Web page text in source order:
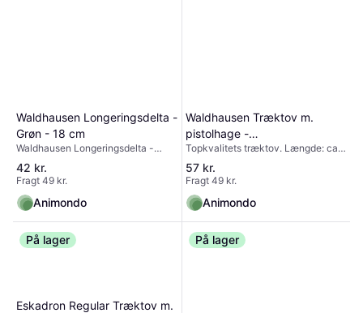
Waldhausen Longeringsdelta -
Grøn - 18 cm
Waldhausen Longeringsdelta -
GrønMed to karabinhager.
Materiale: 100% polyamidSøgeord:
Longe, Longegjord, Longering,
pessoa, træning, muskel, longetov,
roundpen, styrke, bomme,
bomtræning, bom, groundwork,
jordarbejde, Horsemansship, dims.
42 kr.
Fragt 49 kr.
Animondo
Waldhausen Træktov m.
pistolhage -
maroon/beige/black
Topkvalitets træktov. Længde: ca.
2 m
57 kr.
Fragt 49 kr.
Animondo
På lager
Eskadron Regular Træktov m.
På lager